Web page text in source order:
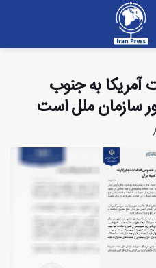
آمریکا به جنوب
سازمان ملل است